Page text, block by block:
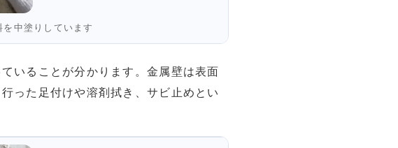
中塗りしています
いることが分かります。金属壁は表面
った足付けや溶剤拭き、サビ止めとい